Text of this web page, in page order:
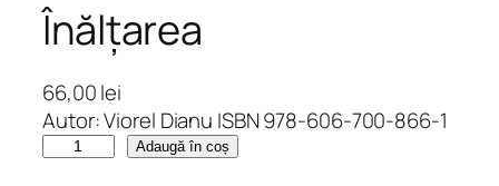
Înălțarea
66,00lei
Autor: Viorel Dianu ISBN 978-606-700-866-1
Adaugă în coș